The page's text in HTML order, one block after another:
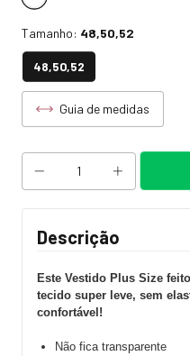
Tamanho: 48,50,52
48,50,52
Guia de medidas
Descrição
Este Vestido Plus Size
tecido super leve, sem
confortável!
Não fica transparente